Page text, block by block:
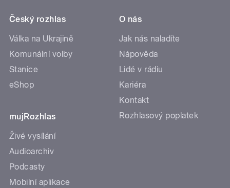
Český rozhlas
Válka na Ukrajině
Komunální volby
Stanice
eShop
mujRozhlas
Živé vysílání
Audioarchiv
Podcasty
Mobilní aplikace
O nás
Jak nás naladíte
Nápověda
Lidé v rádiu
Kariéra
Kontakt
Rozhlasový poplatek